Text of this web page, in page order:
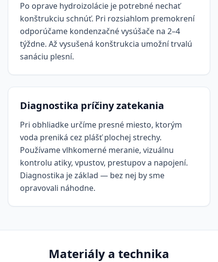
Po oprave hydroizolácie je potrebné nechať
konštrukciu schnúť. Pri rozsiahlom premokrení
odporúčame kondenzačné vysúšače na 2–4
týždne. Až vysušená konštrukcia umožní trvalú
sanáciu plesní.
Diagnostika príčiny zatekania
Pri obhliadke určíme presné miesto, ktorým
voda preniká cez plášť plochej strechy.
Používame vlhkomerné meranie, vizuálnu
kontrolu atiky, vpustov, prestupov a napojení.
Diagnostika je základ — bez nej by sme
opravovali náhodne.
Materiály a technika